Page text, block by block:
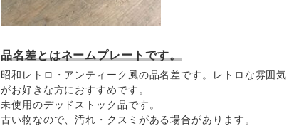
品名差とはネームプレートです。
昭和レトロ・アンティーク風の品名差です。レトロな雰囲気
がお好きな方におすすめです。
未使用のデッドストック品です。
古い物なので、汚れ・クスミがある場合があります。